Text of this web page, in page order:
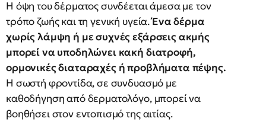
Η όψη του δέρματος συνδέεται άμεσα με τον
τρόπο ζωής και τη γενική υγεία.Ένα δέρμα
χωρίς λάμψη ή με συχνές εξάρσεις ακμής
μπορεί να υποδηλώνει κακή διατροφή,
ορμονικές διαταραχές ή προβλήματα πέψης.
Η σωστή φροντίδα, σε συνδυασμό με
καθοδήγηση από δερματολόγο, μπορεί να
βοηθήσει στον εντοπισμό της αιτίας.